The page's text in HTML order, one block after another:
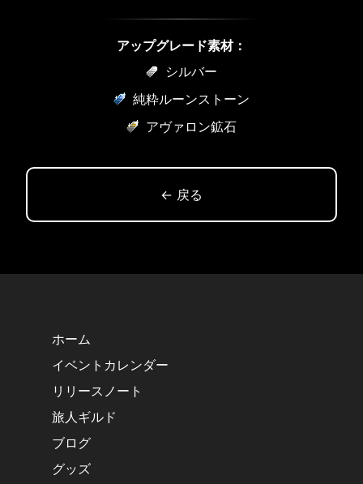
アップグレード素材：
シルバー
純粋ルーンストーン
アヴァロン鉱石
← 戻る
ホーム
イベントカレンダー
リリースノート
旅人ギルド
ブログ
グッズ